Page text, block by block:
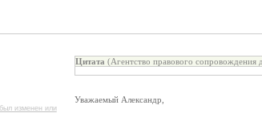
изменен или
Цитата (Агентство правового сопровождения
Уважаемый Александр,